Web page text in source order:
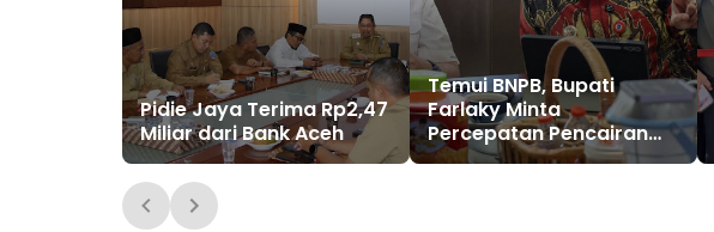
Pidie Jaya Terima Rp2,47
Miliar dari Bank Aceh
Temui BNPB, Bupati
Farlaky Minta
Percepatan Pencairan
Dana Stimulan Tahap II